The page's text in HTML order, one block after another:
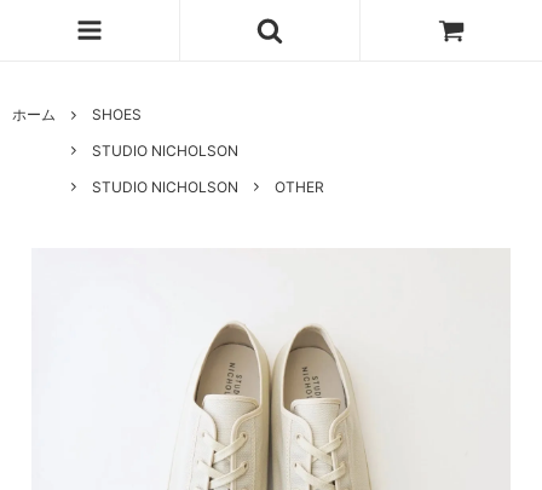
ホーム
SHOES
STUDIO NICHOLSON
STUDIO NICHOLSON
OTHER